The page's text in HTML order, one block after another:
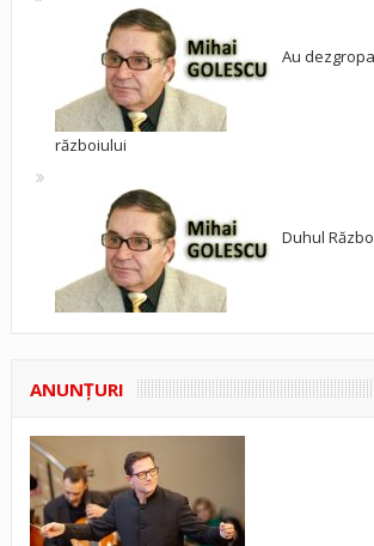
Au
războiului
Duhul
ANUNŢURI